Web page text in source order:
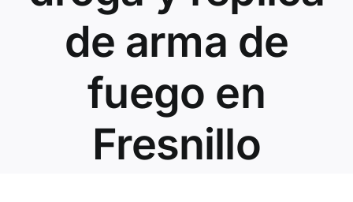
Trámites y Servicios
de arma de
fuego en
Fresnillo